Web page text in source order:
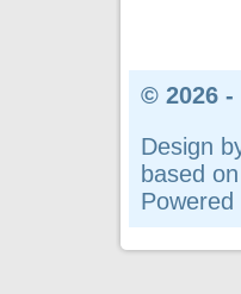
© 2026 -
Design
based
Powered